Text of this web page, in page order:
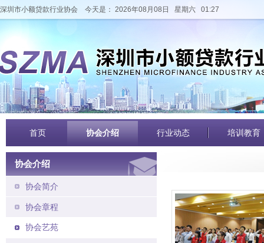
深圳市小额贷款行业协会 今天是： 2026年08月08日 星期六 01:27
首页 协会介绍 行业动态 培训教育
协会介绍
协会简介
协会章程
协会艺苑